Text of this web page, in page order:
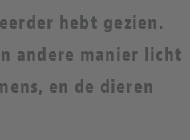
hebt gezien.
andere manier licht
en de dieren